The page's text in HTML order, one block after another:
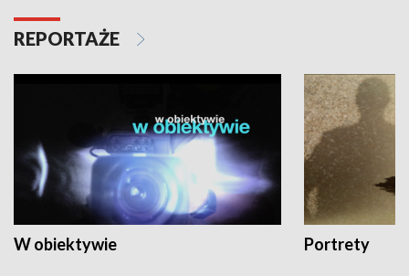
REPORTAŻE
W obiektywie Portrety